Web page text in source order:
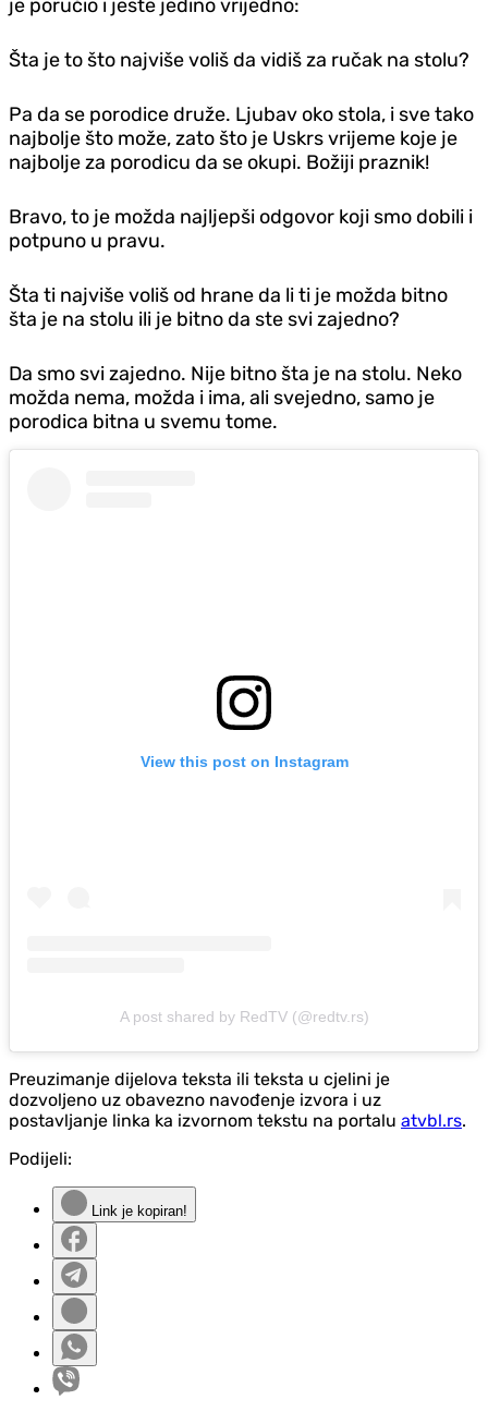
je poručio i jeste jedino vrijedno:
Šta je to što najviše voliš da vidiš za ručak na stolu?
Pa da se porodice druže. Ljubav oko stola, i sve tako
najbolje što može, zato što je Uskrs vrijeme koje je
najbolje za porodicu da se okupi. Božiji praznik!
Bravo, to je možda najljepši odgovor koji smo dobili i
potpuno u pravu.
Šta ti najviše voliš od hrane da li ti je možda bitno
šta je na stolu ili je bitno da ste svi zajedno?
Da smo svi zajedno. Nije bitno šta je na stolu. Neko
možda nema, možda i ima, ali svejedno, samo je
porodica bitna u svemu tome.
View this post on Instagram
A post shared by RedTV (@redtv.rs)
Preuzimanje dijelova teksta ili teksta u cjelini je
dozvoljeno uz obavezno navođenje izvora i uz
postavljanje linka ka izvornom tekstu na portalu atvbl.rs.
Podijeli:
Link je kopiran!